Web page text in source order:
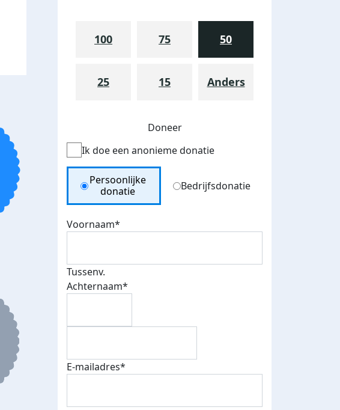
100 75 50
25 15 Anders
Doneer
Ik doe een anonieme donatie
Donation Type
Persoonlijke
donatie
Bedrijfsdonatie
Voornaam*
Tussenv.
Achternaam*
E-mailadres*